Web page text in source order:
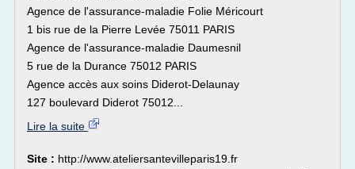
Agence de l'assurance-maladie Folie Méricourt
1 bis rue de la Pierre Levée 75011 PARIS
Agence de l'assurance-maladie Daumesnil
5 rue de la Durance 75012 PARIS
Agence accès aux soins Diderot-Delaunay
127 boulevard Diderot 75012...
Lire la suite
Site : http://www.ateliersantevilleparis19.fr